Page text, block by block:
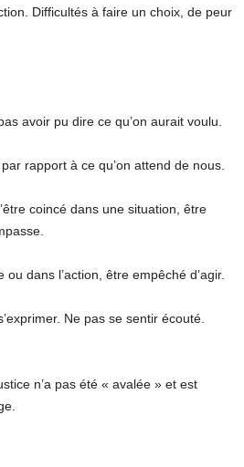
Difficultés à faire un choix, de peur
avoir pu dire ce qu’on aurait voulu.
rapport à ce qu’on attend de nous.
coincé dans une situation, être
dans l’action, être empêché d’agir.
Ne pas se sentir écouté.
n’a pas été « avalée » et est